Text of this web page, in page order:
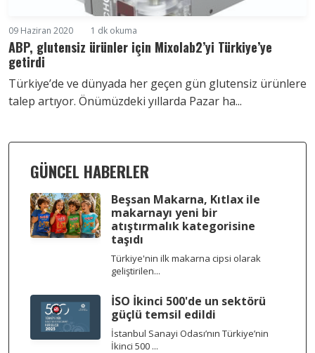
09 Haziran 2020 1 dk okuma
ABP, glutensiz ürünler için Mixolab2’yi Türkiye’ye
getirdi
Türkiye’de ve dünyada her geçen gün glutensiz ürünlere
talep artıyor. Önümüzdeki yıllarda Pazar ha...
GÜNCEL HABERLER
Beşsan Makarna, Kıtlax ile
makarnayı yeni bir
atıştırmalık kategorisine
taşıdı
Türkiye'nin ilk makarna cipsi olarak
geliştirilen...
İSO İkinci 500'de un sektörü
güçlü temsil edildi
İstanbul Sanayi Odası’nın Türkiye’nin
İkinci 500 ...